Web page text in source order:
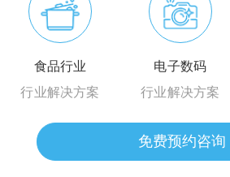
食品行业
行业解决方案
电子数码
行业解决方案
免费预约咨询